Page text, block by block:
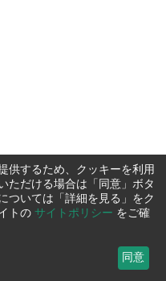
供するため、クッキーを利用
ただける場合は「同意」ボタ
ついては「詳細を見る」をク
トの サイトポリシー をご確
同意